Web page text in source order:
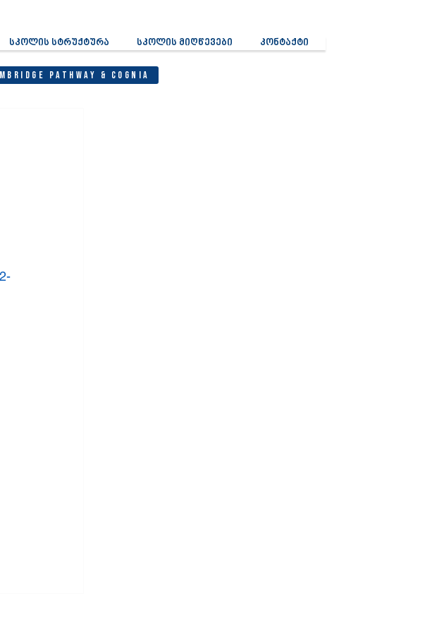
სკოლის სტრუქტურა სკოლის მიღწევები კონტაქტი
Pathway & Cognia